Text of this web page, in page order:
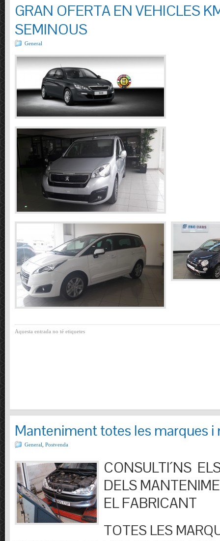
GRAN OFERTA EN VEHICLES
SEMINOUS
General
Aquesta entrada no té etiquetes
Manteniment totes les marques i
General Postvenda
CONSULTI´NS
DELS
EL FABRICANT
TOTES LES